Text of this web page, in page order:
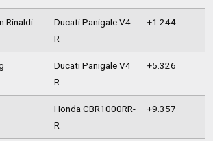
Rinaldi
Ducati Panigale V4
R
+1.244
Ducati Panigale V4
R
+5.326
Honda CBR1000RR-
R
+9.357